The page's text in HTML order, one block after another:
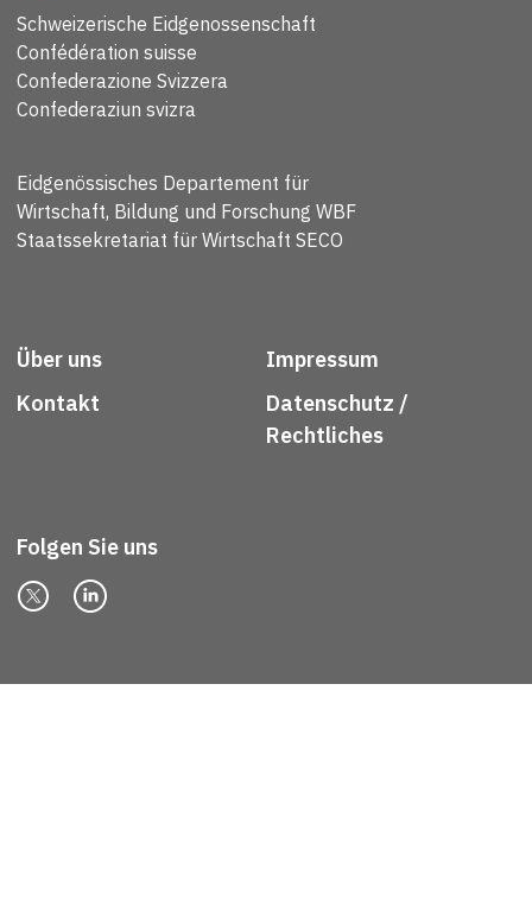
Schweizerische Eidgenossenschaft
Confédération suisse
Confederazione Svizzera
Confederaziun svizra
Eidgenössisches Departement für
Wirtschaft, Bildung und Forschung WBF
Staatssekretariat für Wirtschaft SECO
Über uns
Kontakt
Impressum
Datenschutz /
Rechtliches
Folgen Sie uns